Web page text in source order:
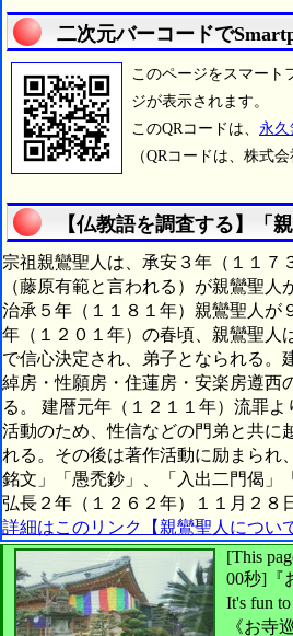
二次元バーコードで
このページをスマート
ジが表示されます。
このQRコードは、 永
（QRコードは、株式
【仏教語を調査する】「
宗祖親鸞聖人は、承安３年（１１７
（藤原有範と言われる）が親鸞聖
治承５年（１１８１年）親鸞聖人が
年（１２０１年）の春頃、親鸞聖人
で信心決定され、弟子となられる。
綽房・性願房・住蓮房・安楽房遵西
る。 建暦元年（１２１１年）流罪
活動のため、性信などの門弟と共に
れる。その後は著作活動に励まられ
銘文」「愚禿鈔」、「入出二門偈」
弘長２年（１２６２年）１１月２８
詳細はこのリンク【親鸞聖人につい
[This
00秒]
It's fun to
《お寺